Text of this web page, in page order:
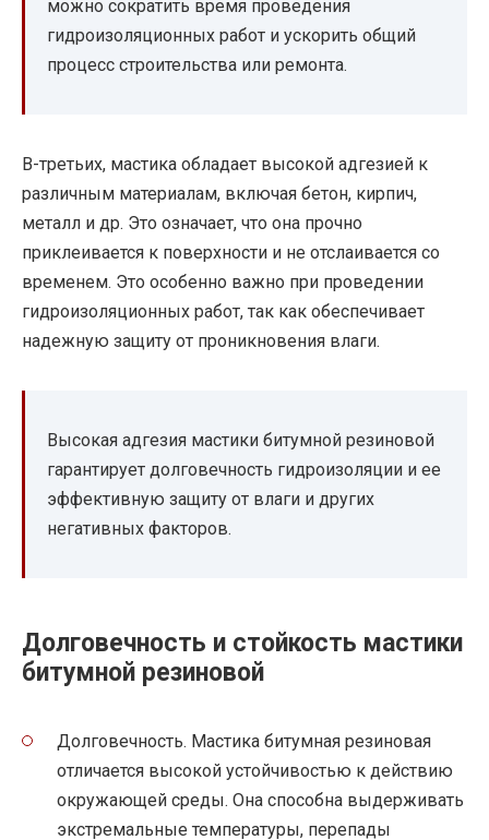
можно сократить время проведения
гидроизоляционных работ и ускорить общий
процесс строительства или ремонта.
В-третьих, мастика обладает высокой адгезией к
различным материалам, включая бетон, кирпич,
металл и др. Это означает, что она прочно
приклеивается к поверхности и не отслаивается со
временем. Это особенно важно при проведении
гидроизоляционных работ, так как обеспечивает
надежную защиту от проникновения влаги.
Высокая адгезия мастики битумной резиновой
гарантирует долговечность гидроизоляции и ее
эффективную защиту от влаги и других
негативных факторов.
Долговечность и стойкость мастики
битумной резиновой
Долговечность. Мастика битумная резиновая
отличается высокой устойчивостью к действию
окружающей среды. Она способна выдерживать
экстремальные температуры, перепады